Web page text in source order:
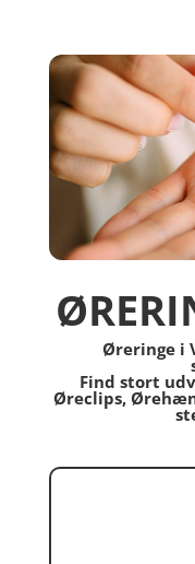
Øreringe i
Find stort
Øreclips,